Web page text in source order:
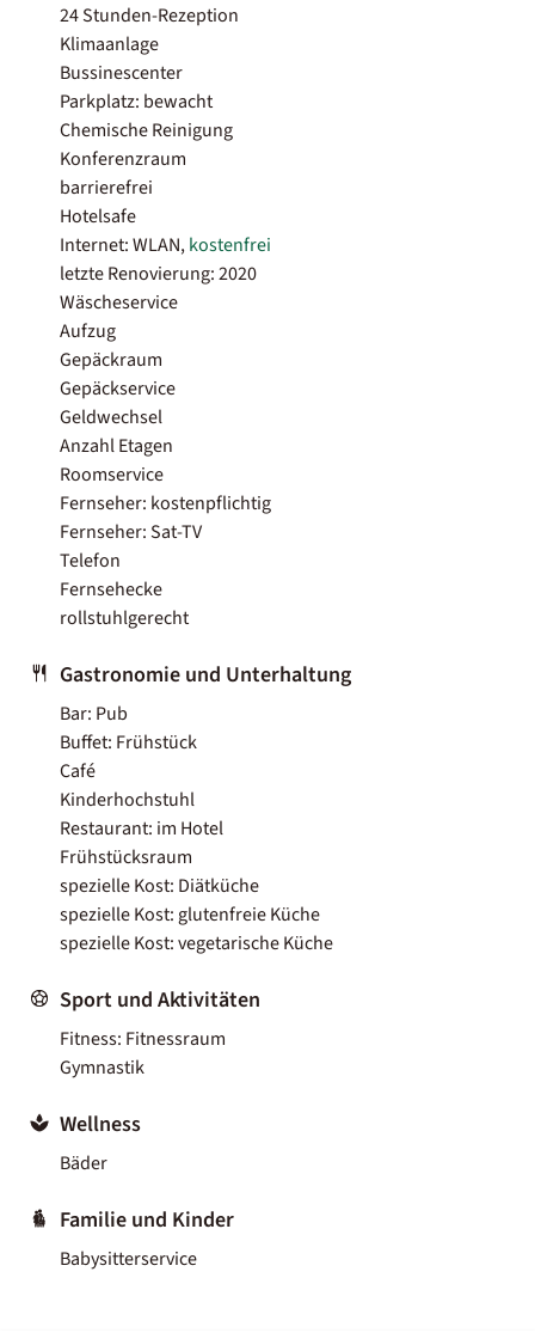
24 Stunden-Rezeption
Klimaanlage
Bussinescenter
Parkplatz: bewacht
Chemische Reinigung
Konferenzraum
barrierefrei
Hotelsafe
Internet: WLAN,kostenfrei
letzte Renovierung: 2020
Wäscheservice
Aufzug
Gepäckraum
Gepäckservice
Geldwechsel
Anzahl Etagen
Roomservice
Fernseher: kostenpflichtig
Fernseher: Sat-TV
Telefon
Fernsehecke
rollstuhlgerecht
Gastronomie und Unterhaltung
Bar: Pub
Buffet: Frühstück
Café
Kinderhochstuhl
Restaurant: im Hotel
Frühstücksraum
spezielle Kost: Diätküche
spezielle Kost: glutenfreie Küche
spezielle Kost: vegetarische Küche
Sport und Aktivitäten
Fitness: Fitnessraum
Gymnastik
Wellness
Bäder
Familie und Kinder
Babysitterservice